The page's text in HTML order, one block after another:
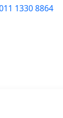
1330 8864